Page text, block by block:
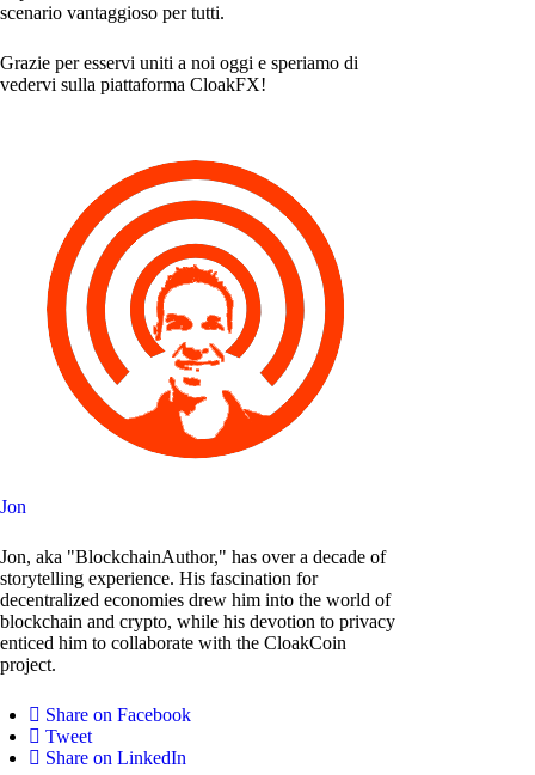
scenario vantaggioso per tutti.
Grazie per esservi uniti a noi oggi e speriamo di
vedervi sulla piattaforma CloakFX!
Jon
Jon, aka "BlockchainAuthor," has over a decade of
storytelling experience. His fascination for
decentralized economies drew him into the world of
blockchain and crypto, while his devotion to privacy
enticed him to collaborate with the CloakCoin
project.
Share on Facebook
Tweet
Share on LinkedIn